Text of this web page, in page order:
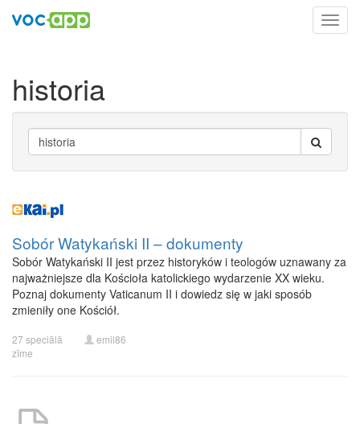
historia
Sobór Watykański II – dokumenty
Sobór Watykański II jest przez historyków i teologów uznawany za
najważniejsze dla Kościoła katolickiego wydarzenie XX wieku.
Poznaj dokumenty Vaticanum II i dowiedz się w jaki sposób
zmieniły one Kościół.
27 speciālā
zīme
emil86